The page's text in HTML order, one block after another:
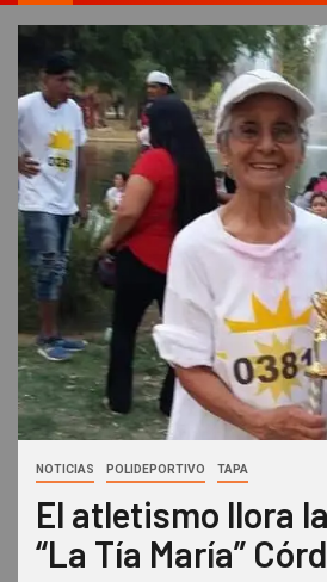
NOTICIAS POLIDEPORTIVO TAPA
El atletismo llora
“La Tía María”